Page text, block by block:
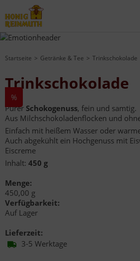
Startseite Getränke & Tee Trinkschokolade
%
Trinkschokolade
Purer Schokogenuss, fein und samtig.
Aus Milchschokoladenflocken und
Einfach mit heißem Wasser oder
Auch abgekühlt ein Hochgenuss mit
Eiscreme
Inhalt: 450 g
Menge:
450,00 g
Verfügbarkeit:
Auf Lager
Lieferzeit:
3-5 Werktage